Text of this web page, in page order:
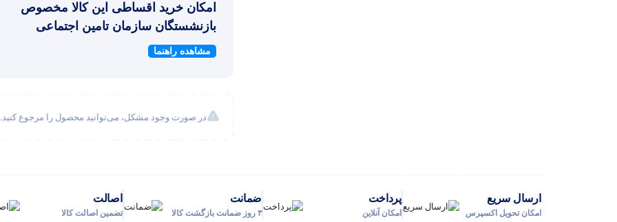
امکان خرید اقساطی این کالا مخصوص
بازنشستگان سازمان تامین اجتماعی
مشاهده راهنما
در صورت وجود مشکل، می‌توانید محصول را مرجوع کنید.
ارسال سریع
امکان تحویل اکسپرس
پرداخت
امکان آنلاین
ضمانت
۳ روز ضمانت بازگشت کالا
اصالت
تضمین اصالت کالا